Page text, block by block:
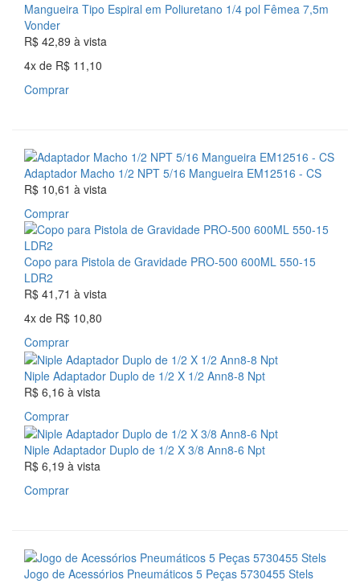
Mangueira Tipo Espiral em Poliuretano 1/4 pol Fêmea 7,5m
Vonder
R$ 42,89 à vista
4x de R$ 11,10
Comprar
Adaptador Macho 1/2 NPT 5/16 Mangueira EM12516 - CS
R$ 10,61 à vista
Comprar
Copo para Pistola de Gravidade PRO-500 600ML 550-15
LDR2
R$ 41,71 à vista
4x de R$ 10,80
Comprar
Niple Adaptador Duplo de 1/2 X 1/2 Ann8-8 Npt
R$ 6,16 à vista
Comprar
Niple Adaptador Duplo de 1/2 X 3/8 Ann8-6 Npt
R$ 6,19 à vista
Comprar
Jogo de Acessórios Pneumáticos 5 Peças 5730455 Stels